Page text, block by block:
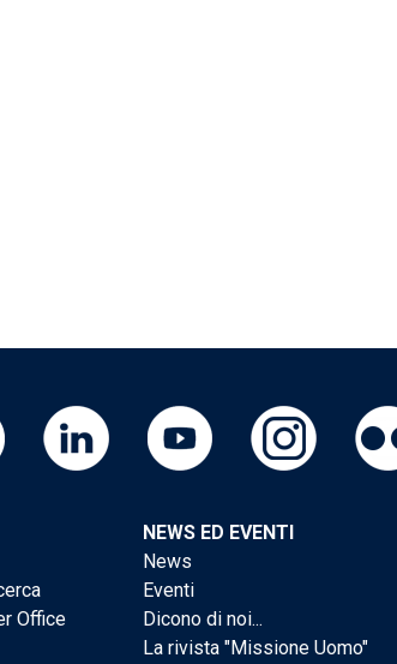
Office
NEWS ED EVENTI
News
Eventi
Dicono di noi...
La rivista "Missione Uomo"